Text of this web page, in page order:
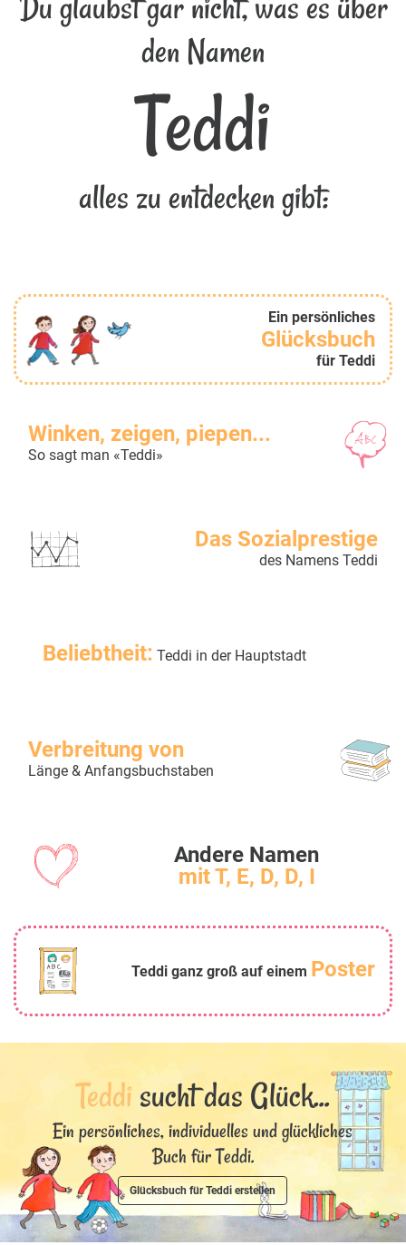
den Namen
Teddi
alles zu entdecken gibt:
Ein persönliches
Glücksbuch
für Teddi
Winken, zeigen, piepen...
So sagt man «Teddi»
Das Sozialprestige
des Namens Teddi
Beliebtheit: Teddi in der Hauptstadt
Verbreitung von
Länge & Anfangsbuchstaben
Andere Namen
mit T, E, D, D, I
Teddi ganz groß auf einem Poster
Teddisucht das Glück...
Ein persönliches, individuelles und glückliches
Buch für Teddi.
Glücksbuch für Teddi erstellen